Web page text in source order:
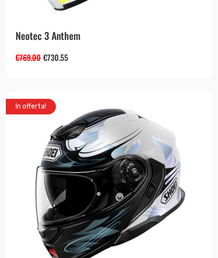
Neotec 3 Anthem
€769.00 €730.55
In offerta!